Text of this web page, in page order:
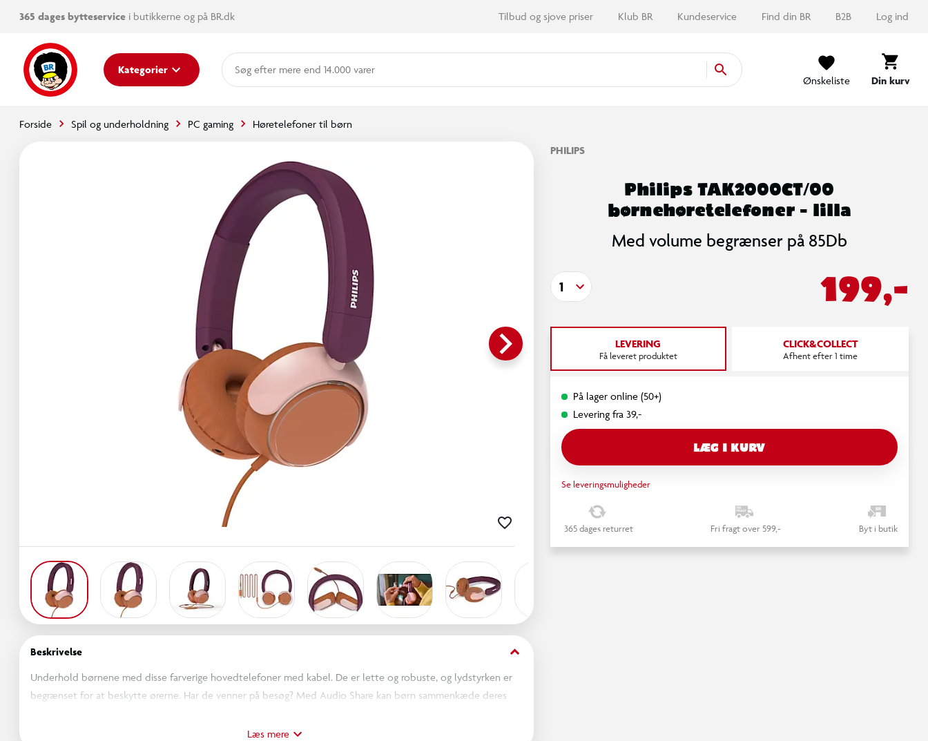
365 dages bytteservice i butikkerne og på BR.dk Tilbud og sjove priser Klub BR Kundeservice Find din BR B2B Log ind
Kategorier
mere end 14.000 varer
Ønskeliste
Din kurv
Forside Spil og underholdning PC gaming Høretelefoner til børn
keyboard_arrow_right
Beskrivelse keyboard_arrow_down
Underhold børnene med disse farverige hovedtelefoner med kabel. De er lette og robuste, og lydstyrken er
begrænset for at beskytte ørerne. Har de venner på besøg? Med Audio Share kan børn sammenkæde deres
Læs mere
PHILIPS
Philips TAK2000CT/00
børnehøretelefoner - lilla
Med volume begrænser på 85Db
199,-
1
LEVERING
Få leveret produktet
CLICK&COLLECT
Afhent efter 1 time
På lager online (50+)
Levering fra 39,-
LÆG I KURV
Se leveringsmuligheder
365 dages returret Fri fragt over 599,- Byt i butik